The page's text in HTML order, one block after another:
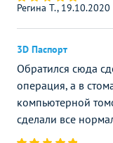
Регина Т., 19.10.2020
3D Паспорт
Обратился сюда
операция, а в
компьютерной
сделали все